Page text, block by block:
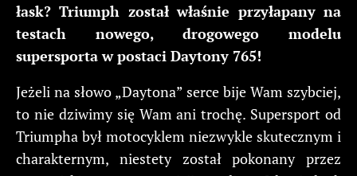
łask? Triumph został właśnie przyłapany na
testach nowego, drogowego modelu
supersporta w postaci Daytony 765!
Jeżeli na słowo „Daytona” serce bije Wam szybciej,
to nie dziwimy się Wam ani trochę. Supersport od
Triumpha był motocyklem niezwykle skutecznym i
charakternym, niestety został pokonany przez